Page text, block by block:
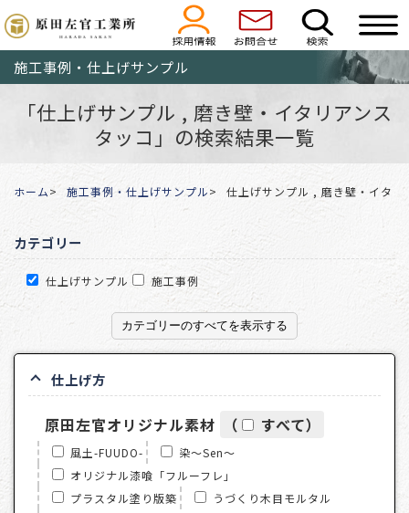
施工事例・仕上げサンプル
「仕上げサンプル , 磨き壁・イタリアンス
タッコ」の検索結果一覧
ホーム 施工事例・仕上げサンプル 仕上げサンプル , 磨き壁・イタリ
カテゴリー
仕上げサンプル 施工事例
カテゴリーのすべてを表示する
仕上げ方
原田左官オリジナル素材 （ すべて）
風土-FUUDO-
染～Sen～
オリジナル漆喰「フルーフレ」
プラスタル塗り版築
うづくり木目モルタル